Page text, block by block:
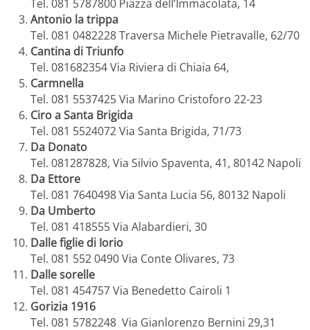
Tel. 081 5787800 Piazza dell’Immacolata, 14
Antonio la trippa
Tel. 081 0482228 Traversa Michele Pietravalle, 62/70
Cantina di Triunfo
Tel. 081682354 Via Riviera di Chiaia 64,
Carmnella
Tel. 081 5537425 Via Marino Cristoforo 22-23
Ciro a Santa Brigida
Tel. 081 5524072 Via Santa Brigida, 71/73
Da Donato
Tel. 081287828, Via Silvio Spaventa, 41, 80142 Napoli
Da Ettore
Tel. 081 7640498 Via Santa Lucia 56, 80132 Napoli
Da Umberto
Tel. 081 418555 Via Alabardieri, 30
Dalle figlie di Iorio
Tel. 081 552 0490 Via Conte Olivares, 73
Dalle sorelle
Tel. 081 454757 Via Benedetto Cairoli 1
Gorizia 1916
Tel. 081 5782248 Via Gianlorenzo Bernini 29,31